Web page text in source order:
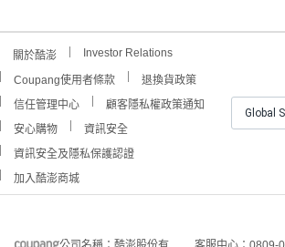
關於酷澎 Investor Relations
Coupang使用者條款
退換貨政策
信任管理中心
顧客隱私權政策通知
安心購物
資訊安全
資訊安全及隱私保護認證
加入酷澎商城
Global